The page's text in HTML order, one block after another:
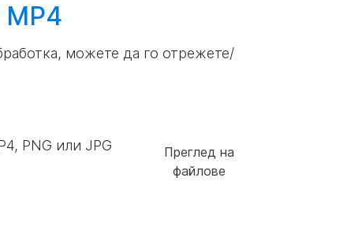
MP4
можете да го отрежете/
PNG или JPG
Преглед на
файлове